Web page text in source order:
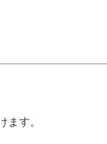
ます。